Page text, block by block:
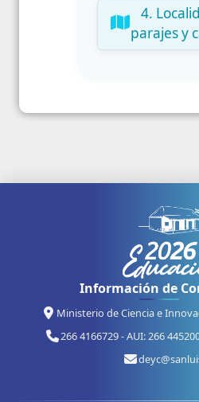
4.
parajes y
Información de
Ministerio de Ciencia e
266 4166729 - AUI: 266